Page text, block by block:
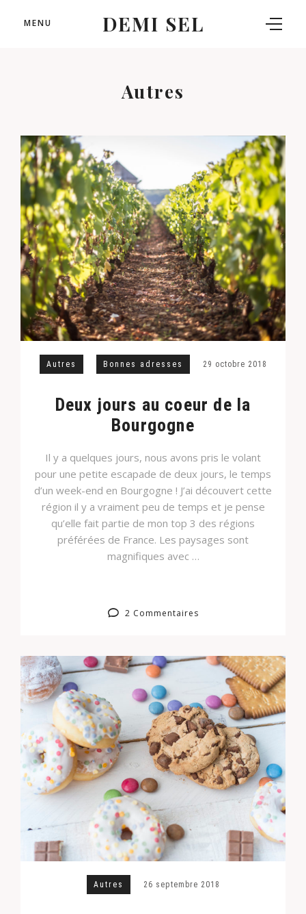
DEMI SEL
MENU
Autres
Autres Bonnes adresses 29 octobre 2018
Deux jours au coeur de la
Bourgogne
Il y a quelques jours, nous avons pris le volant
pour une petite escapade de deux jours, le temps
d’un week-end en Bourgogne ! J’ai découvert cette
région il y a vraiment peu de temps et je pense
qu’elle fait partie de mon top 3 des régions
préférées de France. Les paysages sont
magnifiques avec …
2 Commentaires
Autres 26 septembre 2018